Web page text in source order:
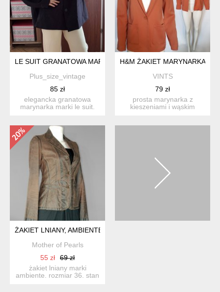
LE SUIT GRANATOWA MARYNARKA XXL / EU 44–46
Plus_size_vintage
85 zł
elegancka granatowa
marynarka marki le suit.
H&M ŻAKIET MARYNARKA Z
VINTS
79 zł
prosta marynarka z
kieszeniami i wąskim
ŻAKIET LNIANY, AMBIENTE, 36
Mother of Pearls
55 zł
69 zł
żakiet lniany marki
ambiente. rozmiar 36. stan